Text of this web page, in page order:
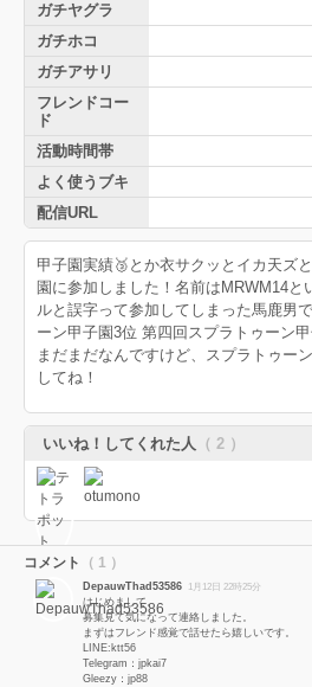
ガチヤグラ
ガチホコ
ガチアサリ
フレンドコー
ド
活動時間帯
よく使うブキ
配信URL
甲子園実績🥉とか衣サクッとイカ天ズ
園に参加しました！名前はMRWM14と
ルと誤字って参加してしまった馬鹿男
ーン甲子園3位 第四回スプラトゥーン
まだまだなんですけど、スプラトゥー
してね！
いいね！してくれた人 （ 2 ）
コメント （ 1 ）
DepauwThad53586 1月12日 22時25分
はじめまして。
募集見て気になって連絡しました。
まずはフレンド感覚で話せたら嬉しいです。
LINE:ktt56
Telegram：jpkai7
Gleezy：jp88